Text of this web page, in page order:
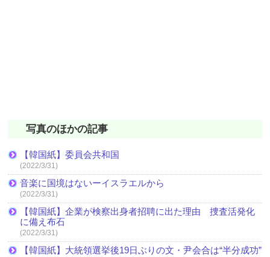
写真のほかの記事
【韓国紙】委員会共和国
(2022/3/31)
音楽に国境はないーイスラエルから
(2022/3/31)
【韓国紙】企業が検察出身者招聘に出た理由 捜査活発化
に備え布石
(2022/3/31)
【韓国紙】大統領選挙後19日ぶりの文・尹会合は“半分成功”